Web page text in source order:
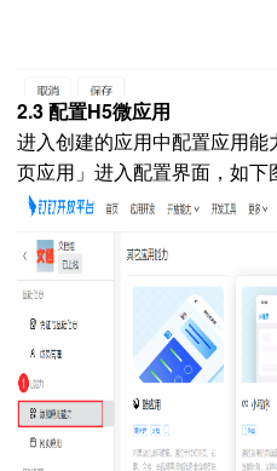
2.3 配置H5微应用
进入创建的应用中配置应用
页应用」进入配置界面，如下